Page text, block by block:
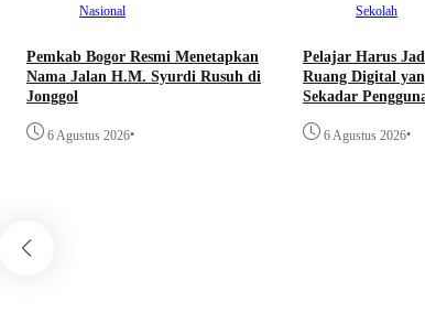
Nasional
Pemkab Bogor Resmi Menetapkan
Nama Jalan H.M. Syurdi Rusuh di
Jonggol
6 Agustus 2026•
Sekolah
Pelajar Harus
Ruang Digital
Sekadar
6 Agustus 2026•